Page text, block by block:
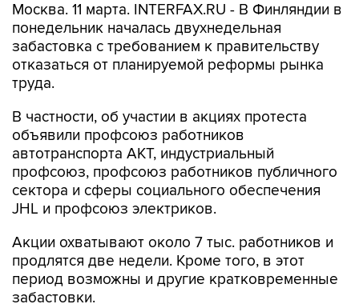
Москва. 11 марта. INTERFAX.RU - В Финляндии в
понедельник началась двухнедельная
забастовка с требованием к правительству
отказаться от планируемой реформы рынка
труда.
В частности, об участии в акциях протеста
объявили профсоюз работников
автотранспорта AKT, индустриальный
профсоюз, профсоюз работников публичного
сектора и сферы социального обеспечения
JHL и профсоюз электриков.
Акции охватывают около 7 тыс. работников и
продлятся две недели. Кроме того, в этот
период возможны и другие кратковременные
забастовки.